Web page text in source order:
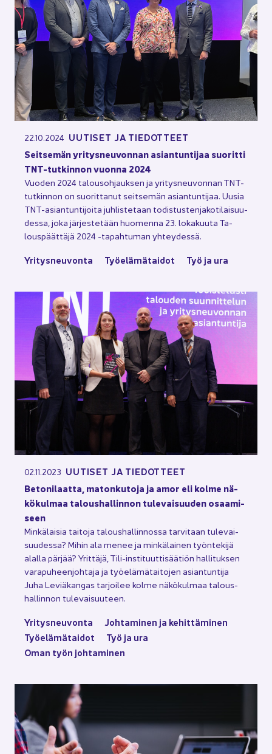
22.10.2024 UU­TI­SET JA TIE­DOT­TEET
Seit­se­män yri­tys­neu­von­nan asian­tun­ti­jaa suo­rit­ti
TNT-​tutkinnon vuon­na 2024
Vuo­den 2024 ta­lous­oh­jauk­sen ja yri­tys­neu­von­nan TNT-​
tutkinnon on suo­rit­ta­nut seit­se­män asian­tun­ti­jaa. Uusia
TNT-​asiantuntijoita juh­lis­te­taan to­dis­tus­ten­ja­ko­ti­lai­suu­
des­sa, joka jär­jes­te­tään huo­men­na 23. lo­ka­kuu­ta Ta­
lous­päät­tä­jä 2024 -​tapahtuman yh­tey­des­sä.
Yri­tys­neu­von­ta Työ­elä­mä­tai­dot Työ ja ura
02.11.2023 UU­TI­SET JA TIE­DOT­TEET
Be­to­ni­laat­ta, ma­ton­ku­to­ja ja amor eli kolme nä­
kö­kul­maa ta­lous­hal­lin­non tu­le­vai­suu­den osaa­mi­
seen
Min­kä­lai­sia tai­to­ja ta­lous­hal­lin­nos­sa tar­vi­taan tu­le­vai­
suu­des­sa? Mihin ala menee ja min­kä­lai­nen työn­te­ki­jä
alal­la pär­jää? Yrit­tä­jä, Tili-​instituuttisäätiön hal­li­tuk­sen
va­ra­pu­heen­joh­ta­ja ja työ­elä­mä­tai­to­jen asian­tun­ti­ja
Juha Le­viä­kan­gas tar­joi­lee kolme nä­kö­kul­maa ta­lous­
hal­lin­non tu­le­vai­suu­teen.
Yri­tys­neu­von­ta
Joh­ta­mi­nen ja ke­hit­tä­mi­nen
Työ­elä­mä­tai­dot
Työ ja ura
Oman työn joh­ta­mi­nen